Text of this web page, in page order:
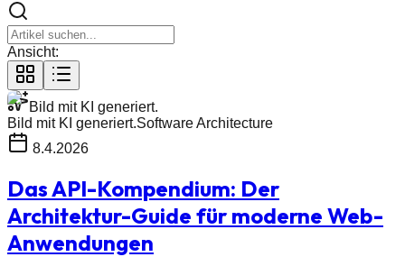
Ansicht:
Bild mit KI generiert.
Bild mit KI generiert.Software Architecture
8.4.2026
Das API-Kompendium: Der
Architektur-Guide für moderne Web-
Anwendungen